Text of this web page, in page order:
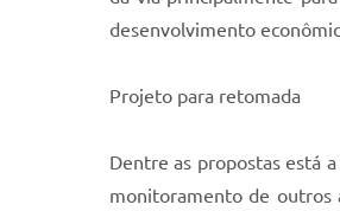
desenvolvimento
Projeto para retomada
Dentre as propostas está
monitoramento de outros